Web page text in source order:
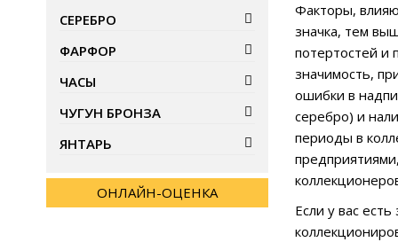
Факторы,
значка, тем
потертостей и
значимость,
ошибки в
серебро) и
периоды в
Если у вас
СЕРЕБРО
ФАРФОР
ЧАСЫ
ЧУГУН БРОНЗА
ЯНТАРЬ
ОНЛАЙН-ОЦЕНКА